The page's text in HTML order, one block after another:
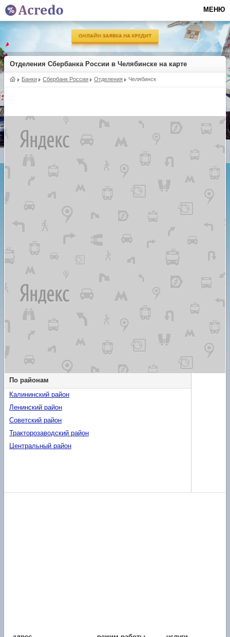
Отделения Сбербанка России в Челябинске на карте
Банки Сбербанк России Отделения Челябинск
По районам
Калининский район
Ленинский район
Советский район
Тракторозаводский район
Центральный район
МЕНЮ